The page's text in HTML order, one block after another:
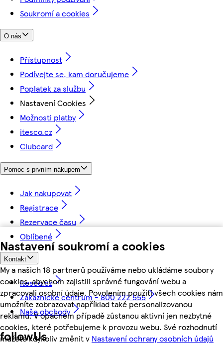
Nastavení soukromí a cookies
My a našich 18 partnerů používáme nebo ukládáme soubory
cookies, abychom zajistili správné fungování webu a
zpracovali osobní údaje. Povolením použití všech cookies nám
umožníte zobrazovat například také personalizovanou
reklamu. V opačném případě zůstanou aktivní jen nezbytné
cookies, které potřebujeme k provozu webu. Své rozhodnutí
můžete kdykoliv změnit v Nastavení ochrany osobních údajů
Soukromí a cookies
O nás
Přístupnost
Podívejte se, kam doručujeme
Poplatek za službu
Nastavení Cookies
Možnosti platby
itesco.cz
Clubcard
Pomoc s prvním nákupem
Jak nakupovat
Registrace
Rezervace času
Oblíbené
Kontakt
itesco.cz
Zákaznické centrum - 800 222 555
Naše obchody
followUs